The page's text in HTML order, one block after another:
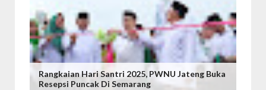
Rangkaian Hari Santri 2025, PWNU Jateng Buka
Resepsi Puncak Di Semarang